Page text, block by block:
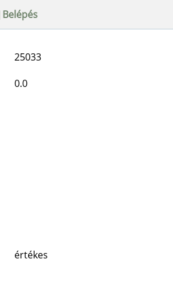
25033
0.0
értékes